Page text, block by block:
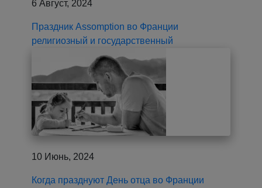
6 Август, 2024
Праздник Assomption во Франции
религиозный и государственный
10 Июнь, 2024
Когда празднуют День отца во Франции